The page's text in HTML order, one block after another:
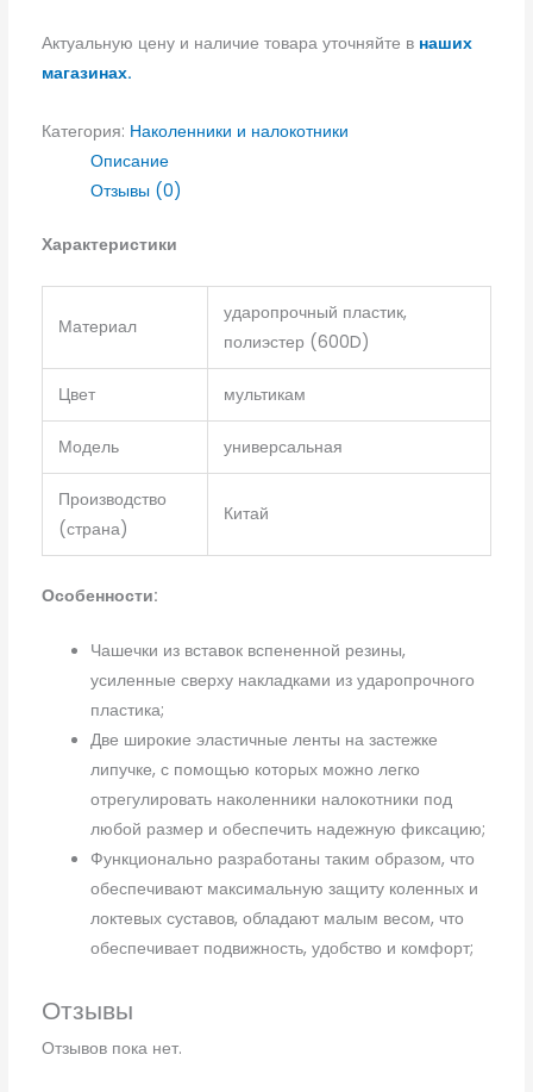
Актуальную цену и наличие товара уточняйте в наших
магазинах.
Категория: Наколенники и налокотники
Описание
Отзывы (0)
Характеристики
Материал
ударопрочный пластик,
полиэстер (600D)
Цвет мультикам
Модель универсальная
Производство
(страна)
Китай
Особенности:
Чашечки из вставок вспененной резины,
усиленные сверху накладками из ударопрочного
пластика;
Две широкие эластичные ленты на застежке
липучке, с помощью которых можно легко
отрегулировать наколенники налокотники под
любой размер и обеспечить надежную фиксацию;
Функционально разработаны таким образом, что
обеспечивают максимальную защиту коленных и
локтевых суставов, обладают малым весом, что
обеспечивает подвижность, удобство и комфорт;
Отзывы
Отзывов пока нет.